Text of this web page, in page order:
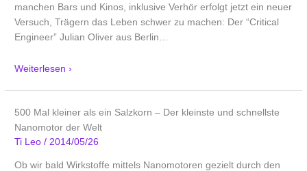
manchen Bars und Kinos, inklusive Verhör erfolgt jetzt ein neuer
Versuch, Trägern das Leben schwer zu machen: Der “Critical
Engineer” Julian Oliver aus Berlin
Weiterlesen ›
500 Mal kleiner als ein Salzkorn – Der kleinste und schnellste
Nanomotor der Welt
Ti Leo/ 2014/05/26
Ob wir bald Wirkstoffe mittels Nanomotoren gezielt durch den